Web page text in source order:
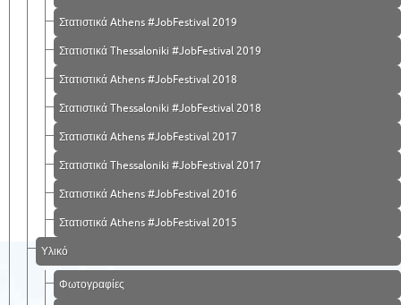
Στατιστικά Athens #JobFestival 2019
Στατιστικά Thessaloniki #JobFestival 2019
Στατιστικά Athens #JobFestival 2018
Στατιστικά Thessaloniki #JobFestival 2018
Στατιστικά Athens #JobFestival 2017
Στατιστικά Thessaloniki #JobFestival 2017
Στατιστικά Athens #JobFestival 2016
Στατιστικά Athens #JobFestival 2015
Υλικό
Φωτογραφίες